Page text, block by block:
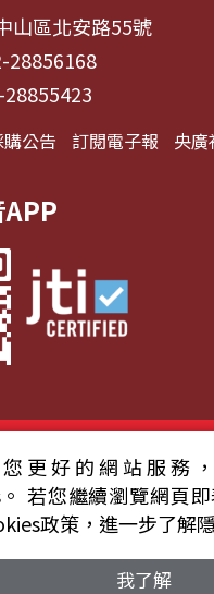
山區北安路55號
28856168
28855423
公告 訂閱電子報 央
財團法人中央廣播電臺
政策聲明
服務條款
更好的網站服務
若您繼續瀏覽網頁
政策，進一步了解
我了解